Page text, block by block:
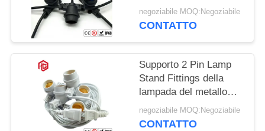
lampada del PVC E27
di 250W 250V
negoziabile MOQ:Negoziabile
CONTATTO
Supporto 2 Pin Lamp
Stand Fittings della
lampada del metallo
Ip67 Ip68 300v E27
negoziabile MOQ:Negoziabile
CONTATTO